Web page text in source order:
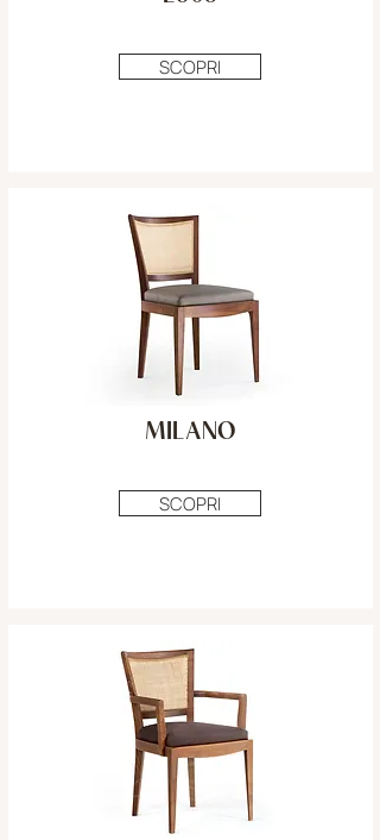
SCOPRI
SCOPRI
MILANO